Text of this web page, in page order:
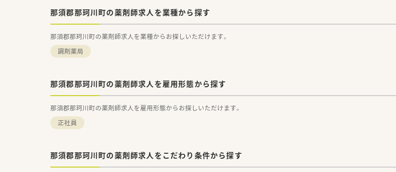
那須郡那珂川町の薬剤師求人を業種から探す
那須郡那珂川町の薬剤師求人を業種からお探しいただけます。
調剤薬局
那須郡那珂川町の薬剤師求人を雇用形態から探す
那須郡那珂川町の薬剤師求人を雇用形態からお探しいただけます。
正社員
那須郡那珂川町の薬剤師求人をこだわり条件から探す